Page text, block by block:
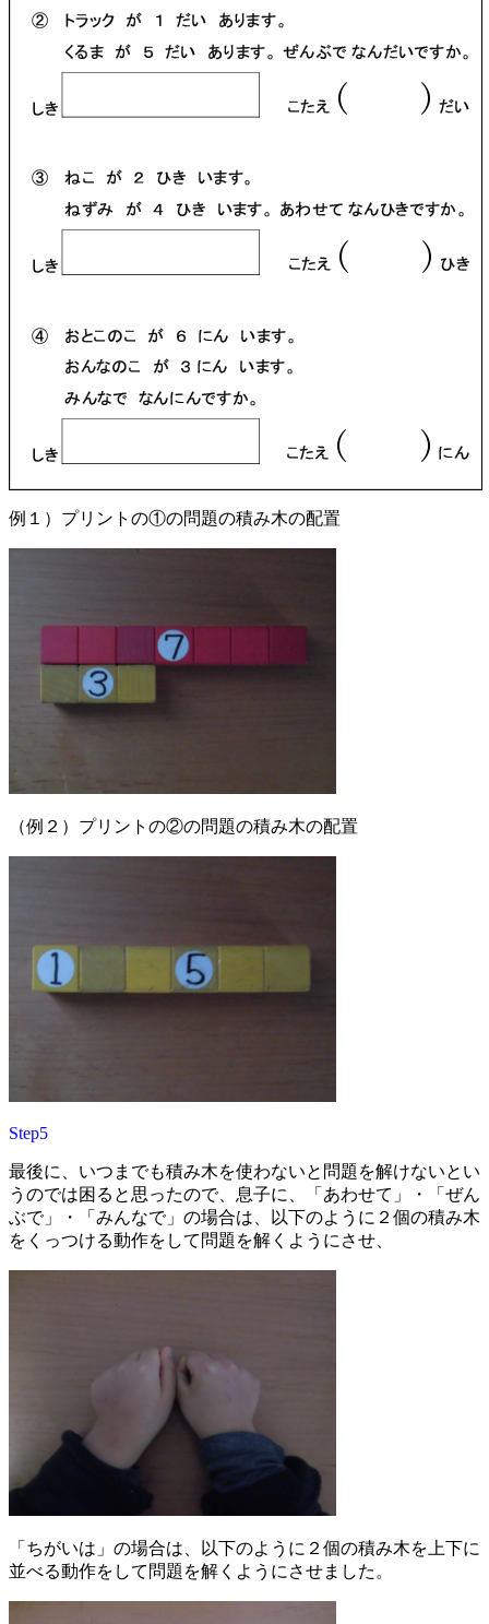
例１）プリントの①の問題の積み木の配置
（例２）プリントの②の問題の積み木の配置
Step5
最後に、いつまでも積み木を使わないと問題を解けないとい
うのでは困ると思ったので、息子に、
「あわせて」・「ぜん
ぶで」・「みんなで」の場合は、以下のように２個の積み木
をくっつける動作をして問題を解くようにさせ、
「ちがいは」の場合は、以下のように２個の積み木を上下に
並べる動作をして問題を解くようにさせました。